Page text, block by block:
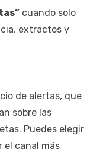
cuando solo
extractos y
de alertas, que
sobre las
Puedes elegir
el canal más